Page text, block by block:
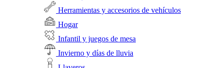
Herramientas y accesorios de vehículos
Hogar
Infantil y juegos de mesa
Invierno y días de lluvia